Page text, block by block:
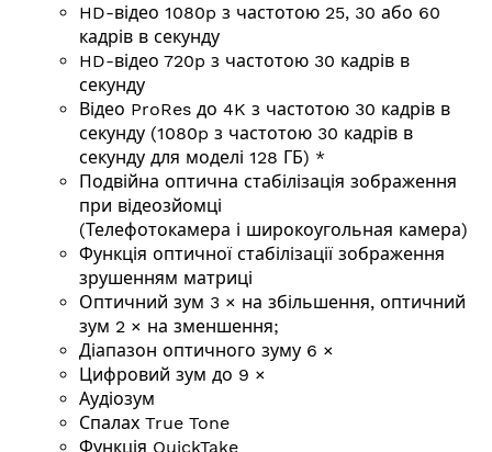
HD-відео 1080p з частотою 25, 30 або 60
кадрів в секунду
HD-відео 720p з частотою 30 кадрів в
секунду
Відео ProRes до 4K з частотою 30 кадрів в
секунду (1080p з частотою 30 кадрів в
секунду для моделі 128 ГБ) *
Подвійна оптична стабілізація зображення
при відеозйомці
(Телефотокамера і широкоугольная камера)
Функція оптичної стабілізації зображення
зрушенням матриці
Оптичний зум 3 × на збільшення, оптичний
зум 2 × на зменшення;
Діапазон оптичного зуму 6 ×
Цифровий зум до 9 ×
Аудіозум
Спалах True Tone
Функція QuickTake